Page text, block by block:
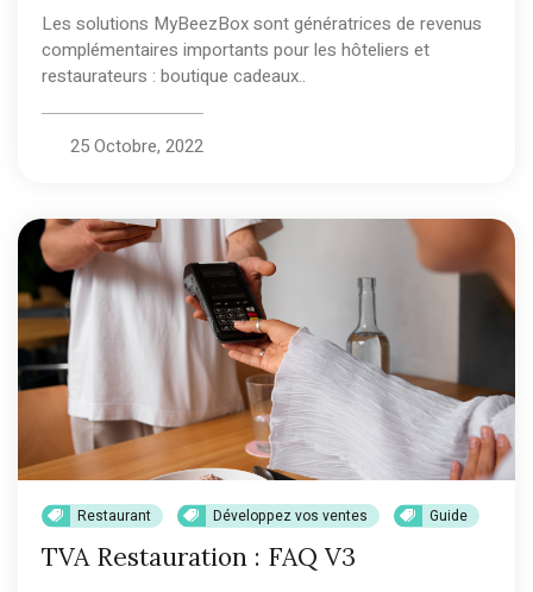
Les solutions MyBeezBox sont génératrices de revenus
complémentaires importants pour les hôteliers et
restaurateurs : boutique cadeaux..
25 Octobre, 2022
Restaurant Développez vos ventes Guide
TVA Restauration : FAQ V3